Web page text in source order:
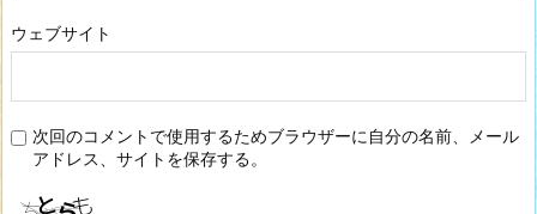
ウェブサイト
次回のコメントで使用するためブラウザーに自分の名前、メール
アドレス、サイトを保存する。